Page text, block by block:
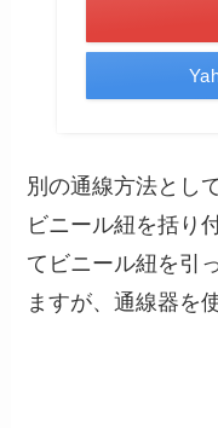
別の通線方法とし
ビニール紐を括り
てビニール紐を引
ますが、通線器を